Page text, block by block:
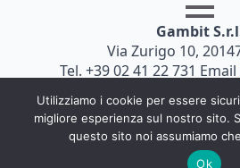
Gambit
Via Zurigo 10,
Tel. +39 02 41 22 731 Email
€ i.v.
Utilizziamo i cookie per essere
migliore esperienza sul nostro sito.
questo sito noi assumiamo
Ok